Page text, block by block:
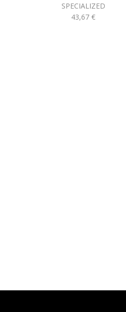
SPECIALIZED
43,67€